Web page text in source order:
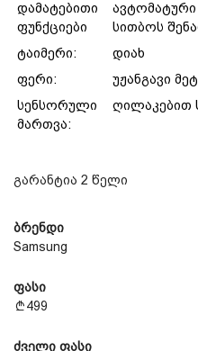
დამატებითი
ფუნქციები
ავტომატური
სითბოს
ტაიმერი:
დიახ
ფერი:
უჟანგავი
სენსორული
მართვა:
ღილაკებით
გარანტია 2 წელი
ბრენდი
Samsung
ფასი
499
ძველი ფასი